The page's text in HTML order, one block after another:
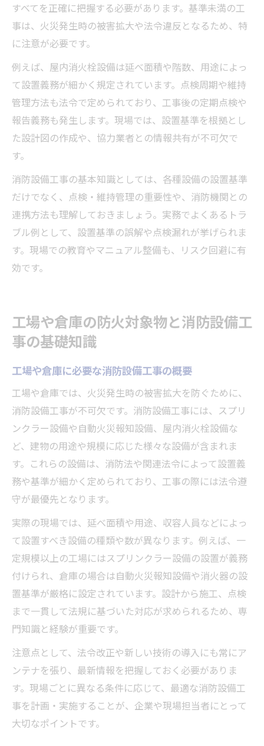
すべてを正確に把握する必要があります。基準未満の工
事は、火災発生時の被害拡大や法令違反となるため、特
に注意が必要です。
例えば、屋内消火栓設備は延べ面積や階数、用途によっ
て設置義務が細かく規定されています。点検周期や維持
管理方法も法令で定められており、工事後の定期点検や
報告義務も発生します。現場では、設置基準を根拠とし
た設計図の作成や、協力業者との情報共有が不可欠で
す。
消防設備工事の基本知識としては、各種設備の設置基準
だけでなく、点検・維持管理の重要性や、消防機関との
連携方法も理解しておきましょう。実務でよくあるトラ
ブル例として、設置基準の誤解や点検漏れが挙げられま
す。現場での教育やマニュアル整備も、リスク回避に有
効です。
工場や倉庫の防火対象物と消防設備工
事の基礎知識
工場や倉庫に必要な消防設備工事の概要
工場や倉庫では、火災発生時の被害拡大を防ぐために、
消防設備工事が不可欠です。消防設備工事には、スプリ
ンクラー設備や自動火災報知設備、屋内消火栓設備な
ど、建物の用途や規模に応じた様々な設備が含まれま
す。これらの設備は、消防法や関連法令によって設置義
務や基準が細かく定められており、工事の際には法令遵
守が最優先となります。
実際の現場では、延べ面積や用途、収容人員などによっ
て設置すべき設備の種類や数が異なります。例えば、一
定規模以上の工場にはスプリンクラー設備の設置が義務
付けられ、倉庫の場合は自動火災報知設備や消火器の設
置基準が厳格に設定されています。設計から施工、点検
まで一貫して法規に基づいた対応が求められるため、専
門知識と経験が重要です。
注意点として、法令改正や新しい技術の導入にも常にア
ンテナを張り、最新情報を把握しておく必要がありま
す。現場ごとに異なる条件に応じて、最適な消防設備工
事を計画・実施することが、企業や現場担当者にとって
大切なポイントです。